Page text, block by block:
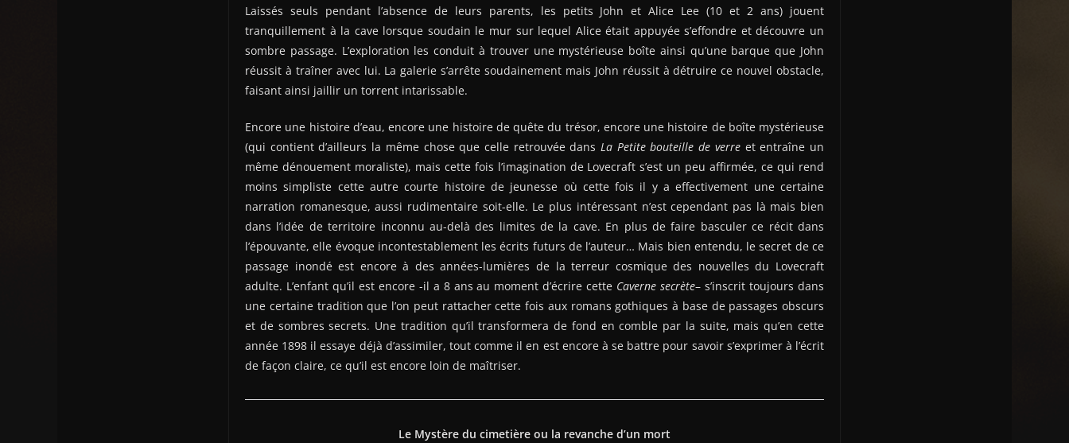
Laissés seuls pendant l’absence de leurs parents, les petits John et Alice Lee (10 et 2 ans) jouent
tranquillement à la cave lorsque soudain le mur sur lequel Alice était appuyée s’effondre et découvre un
sombre passage. L’exploration les conduit à trouver une mystérieuse boîte ainsi qu’une barque que John
réussit à traîner avec lui. La galerie s’arrête soudainement mais John réussit à détruire ce nouvel obstacle,
faisant ainsi jaillir un torrent intarissable.
Encore une histoire d’eau, encore une histoire de quête du trésor, encore une histoire de boîte mystérieuse
(qui contient d’ailleurs la même chose que celle retrouvée dansLa Petite bouteille de verreet entraîne un
même dénouement moraliste), mais cette fois l’imagination de Lovecraft s’est un peu affirmée, ce qui rend
moins simpliste cette autre courte histoire de jeunesse où cette fois il y a effectivement une certaine
narration romanesque, aussi rudimentaire soit-elle. Le plus intéressant n’est cependant pas là mais bien
dans l’idée de territoire inconnu au-delà des limites de la cave. En plus de faire basculer ce récit dans
l’épouvante, elle évoque incontestablement les écrits futurs de l’auteur… Mais bien entendu, le secret de ce
passage inondé est encore à des années-lumières de la terreur cosmique des nouvelles du Lovecraft
adulte. L’enfant qu’il est encore -il a 8 ans au moment d’écrire cette Caverne secrète– s’inscrit toujours dans
une certaine tradition que l’on peut rattacher cette fois aux romans gothiques à base de passages obscurs
et de sombres secrets. Une tradition qu’il transformera de fond en comble par la suite, mais qu’en cette
année 1898 il essaye déjà d’assimiler, tout comme il en est encore à se battre pour savoir s’exprimer à l’écrit
de façon claire, ce qu’il est encore loin de maîtriser.
Le Mystère du cimetière ou la revanche d’un mort